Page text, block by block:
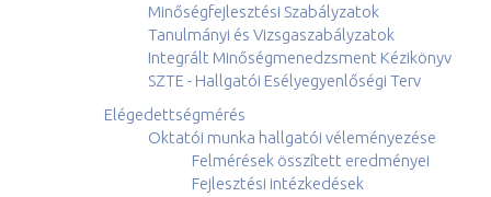
Minőségfejlesztési Szabályzatok
Tanulmányi és Vizsgaszabályzatok
Integrált Minőségmenedzsment Kézikönyv
SZTE - Hallgatói Esélyegyenlőségi Terv
Elégedettségmérés
Oktatói munka hallgatói véleményezése
Felmérések összített eredményei
Fejlesztési intézkedések